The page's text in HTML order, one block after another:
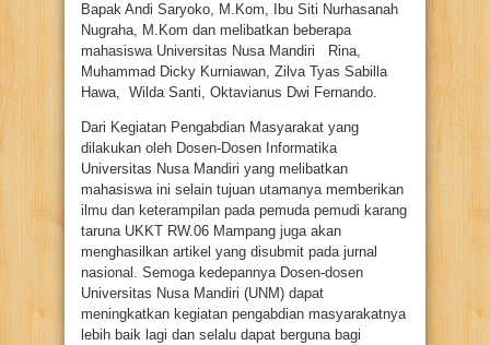
Bapak Andi Saryoko, M.Kom, Ibu Siti Nurhasanah
Nugraha, M.Kom dan melibatkan beberapa
mahasiswa Universitas Nusa Mandiri Rina,
Muhammad Dicky Kurniawan, Zilva Tyas Sabilla
Hawa, Wilda Santi, Oktavianus Dwi Fernando.
Dari Kegiatan Pengabdian Masyarakat yang
dilakukan oleh Dosen-Dosen Informatika
Universitas Nusa Mandiri yang melibatkan
mahasiswa ini selain tujuan utamanya memberikan
ilmu dan keterampilan pada pemuda pemudi karang
taruna UKKT RW.06 Mampang juga akan
menghasilkan artikel yang disubmit pada jurnal
nasional. Semoga kedepannya Dosen-dosen
Universitas Nusa Mandiri (UNM) dapat
meningkatkan kegiatan pengabdian masyarakatnya
lebih baik lagi dan selalu dapat berguna bagi